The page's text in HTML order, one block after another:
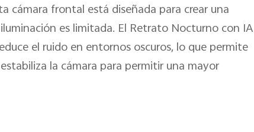
cámara frontal está diseñada para crear una
es limitada. El Retrato Nocturno con IA
el ruido en entornos oscuros, lo que permite
la cámara para permitir una mayor